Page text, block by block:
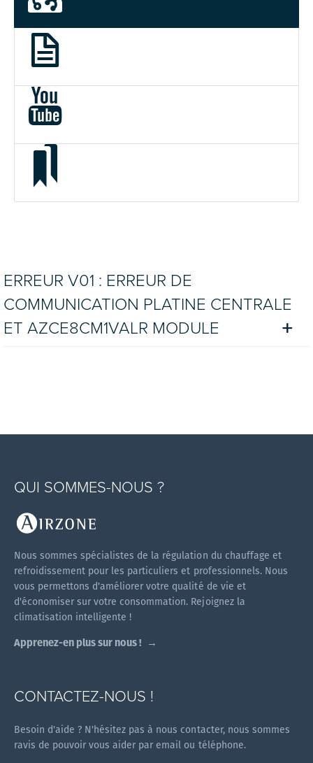
ERREUR V01 : ERREUR DE
COMMUNICATION PLATINE CENTRALE
ET AZCE8CM1VALR MODULE
QUI SOMMES-NOUS ?
Nous sommes spécialistes de la régulation du chauffage et
refroidissement pour les particuliers et professionnels. Nous
vous permettons d'améliorer votre qualité de vie et
d'économiser sur votre consommation. Rejoignez la
climatisation intelligente !
Apprenez-en plus sur nous !
CONTACTEZ-NOUS !
Besoin d'aide ? N'hésitez pas à nous contacter, nous sommes
ravis de pouvoir vous aider par email ou téléphone.